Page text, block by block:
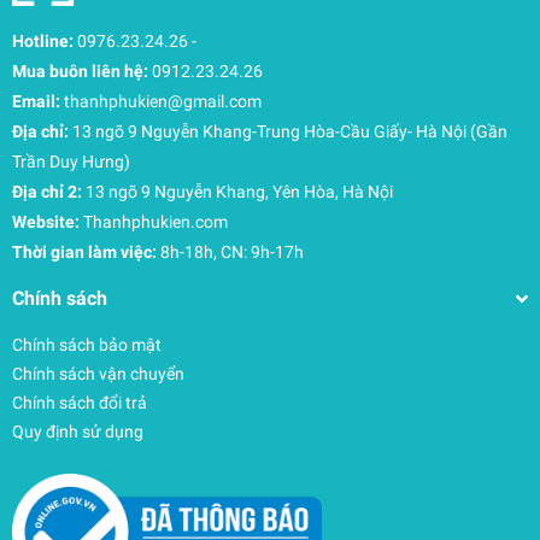
nước, v.v.
Kích thước:
Bên trong: 27 x 21 x 1.27 Cm
Bên ngoài: 28.4 x 21.2 x 1.8 Cm
Tương thích hoàn hảo với:
11-inch iPad Pro/10.9-inch New iPad 10 (2022) & iPad
Keyboard/Smart Keyboard Folio/Logitech Slim Folio Pro
Case/tomtoc Smart Tri-case/ Smart case
Cũng tương thích với các dòng máy như:
9.7 inch iPad | iPad Pro | iPad Air 2 | iPad Air | iPad
2,3,4
Microsoft Surface Go 10″/Acer Chromebook Tab 10″
Samsung Galaxy Tab A 9.7″/Samsung Galaxy Tab E
9.6″/Samsung Galaxy Tab S2 9.7″/Samsung Galaxy
Hotline: 0976.23.24.26-
Mua buôn liên hệ: 0912.23.24.26
Email: thanhphukien@gmail.com
Địa chỉ: 13 ngõ 9 Nguyễn Khang-Trung Hòa-Cầu Giấy- Hà Nội (Gần
Trần Duy Hưng)
Địa chỉ 2: 13 ngõ 9 Nguyễn Khang, Yên Hòa, Hà Nội
Website: Thanhphukien.com
Thời gian làm việc: 8h-18h, CN: 9h-17h
Chính sách
Chính sách bảo mật
Chính sách vận chuyển
Chính sách đổi trả
Quy định sử dụng